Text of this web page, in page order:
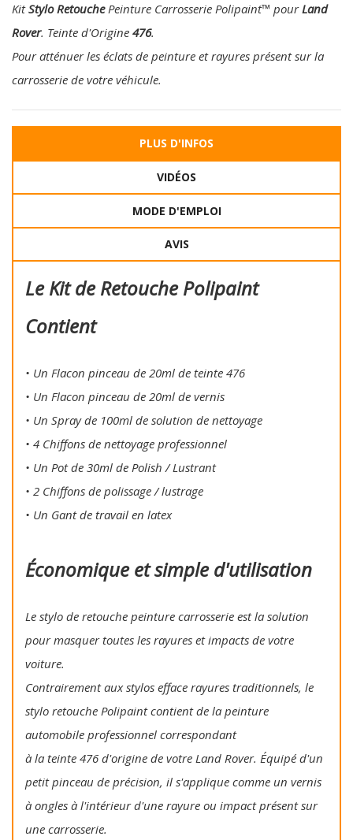
KitStylo RetouchePeinture Carrosserie Polipaint™ pourLand
Rover. Teinte d'Origine 476.
Pour atténuer les éclats de peinture et rayures présent sur la
carrosserie de votre véhicule.
PLUS D'INFOS
VIDÉOS
MODE D'EMPLOI
AVIS
Le Kit de Retouche Polipaint
Contient
• Un Flacon pinceau de 20ml de teinte 476
• Un Flacon pinceau de 20ml de vernis
• Un Spray de 100ml de solution de nettoyage
• 4 Chiffons de nettoyage professionnel
• Un Pot de 30ml de Polish / Lustrant
• 2 Chiffons de polissage / lustrage
• Un Gant de travail en latex
Économique et simple d'utilisation
Le stylo de retouche peinture carrosserie est la solution
pour masquer toutes les rayures et impacts de votre
voiture.
Contrairement aux stylos efface rayures traditionnels, le
stylo retouche Polipaint contient de la peinture
automobile professionnel correspondant
à la teinte 476 d'origine de votre Land Rover. Équipé d'un
petit pinceau de précision, il s'applique comme un vernis
à ongles à l'intérieur d'une rayure ou impact présent sur
une carrosserie.